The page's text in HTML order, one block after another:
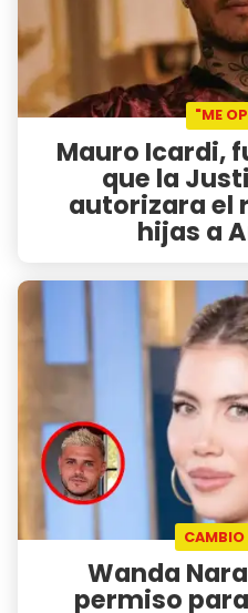
"ME
Mauro Icardi,
que la
autorizara el
hijas a
CAMBIO
Wanda
permiso